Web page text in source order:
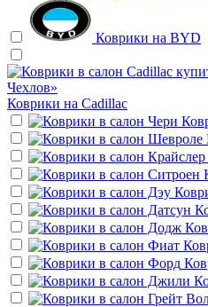
Коврики на BYD
Коврики на Cadillac